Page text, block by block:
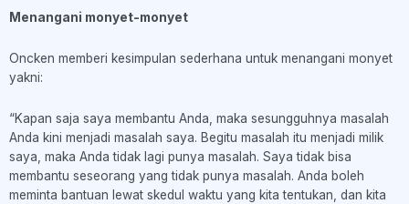
Menangani monyet-monyet
Oncken memberi kesimpulan sederhana untuk menangani monyet
yakni:
“Kapan saja saya membantu Anda, maka sesungguhnya masalah
Anda kini menjadi masalah saya. Begitu masalah itu menjadi milik
saya, maka Anda tidak lagi punya masalah. Saya tidak bisa
membantu seseorang yang tidak punya masalah. Anda boleh
meminta bantuan lewat skedul waktu yang kita tentukan, dan kita